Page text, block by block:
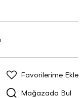
Mağazada Bul
Favorilerime Ekle